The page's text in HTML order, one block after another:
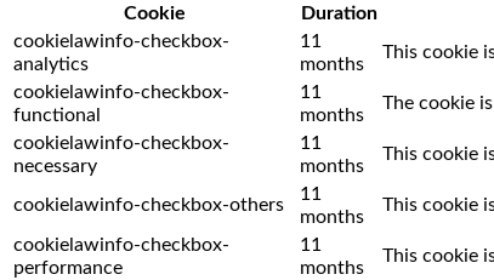
Cookie
Duration
cookielawinfo-checkbox-
analytics
11
months
This cookie
cookielawinfo-checkbox-
functional
11
months
The cookie
cookielawinfo-checkbox-
necessary
11
months
This cookie
cookielawinfo-checkbox-others
11
months
This cookie
cookielawinfo-checkbox-
performance
11
months
This cookie